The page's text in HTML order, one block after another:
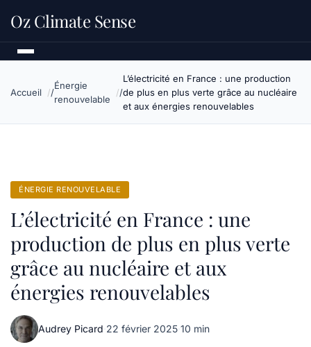
Oz Climate Sense
Accueil
Énergie
renouvelable
L’électricité en France : une production
de plus en plus verte grâce au nucléaire
et aux énergies renouvelables
ÉNERGIE RENOUVELABLE
L’électricité en France : une
production de plus en plus verte
grâce au nucléaire et aux
énergies renouvelables
Audrey Picard·22 février 2025·10 min